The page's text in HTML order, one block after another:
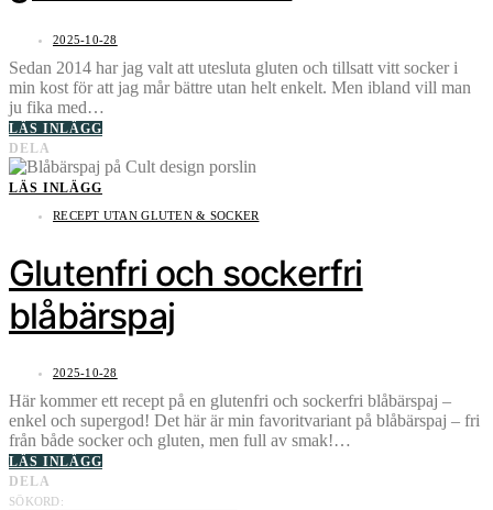
2025-10-28
Sedan 2014 har jag valt att utesluta gluten och tillsatt vitt socker i
min kost för att jag mår bättre utan helt enkelt. Men ibland vill man
ju fika med…
LÄS INLÄGG
DELA
LÄS INLÄGG
RECEPT UTAN GLUTEN & SOCKER
Glutenfri och sockerfri
blåbärspaj
2025-10-28
Här kommer ett recept på en glutenfri och sockerfri blåbärspaj –
enkel och supergod! Det här är min favoritvariant på blåbärspaj – fri
från både socker och gluten, men full av smak!…
LÄS INLÄGG
DELA
SÖKORD: